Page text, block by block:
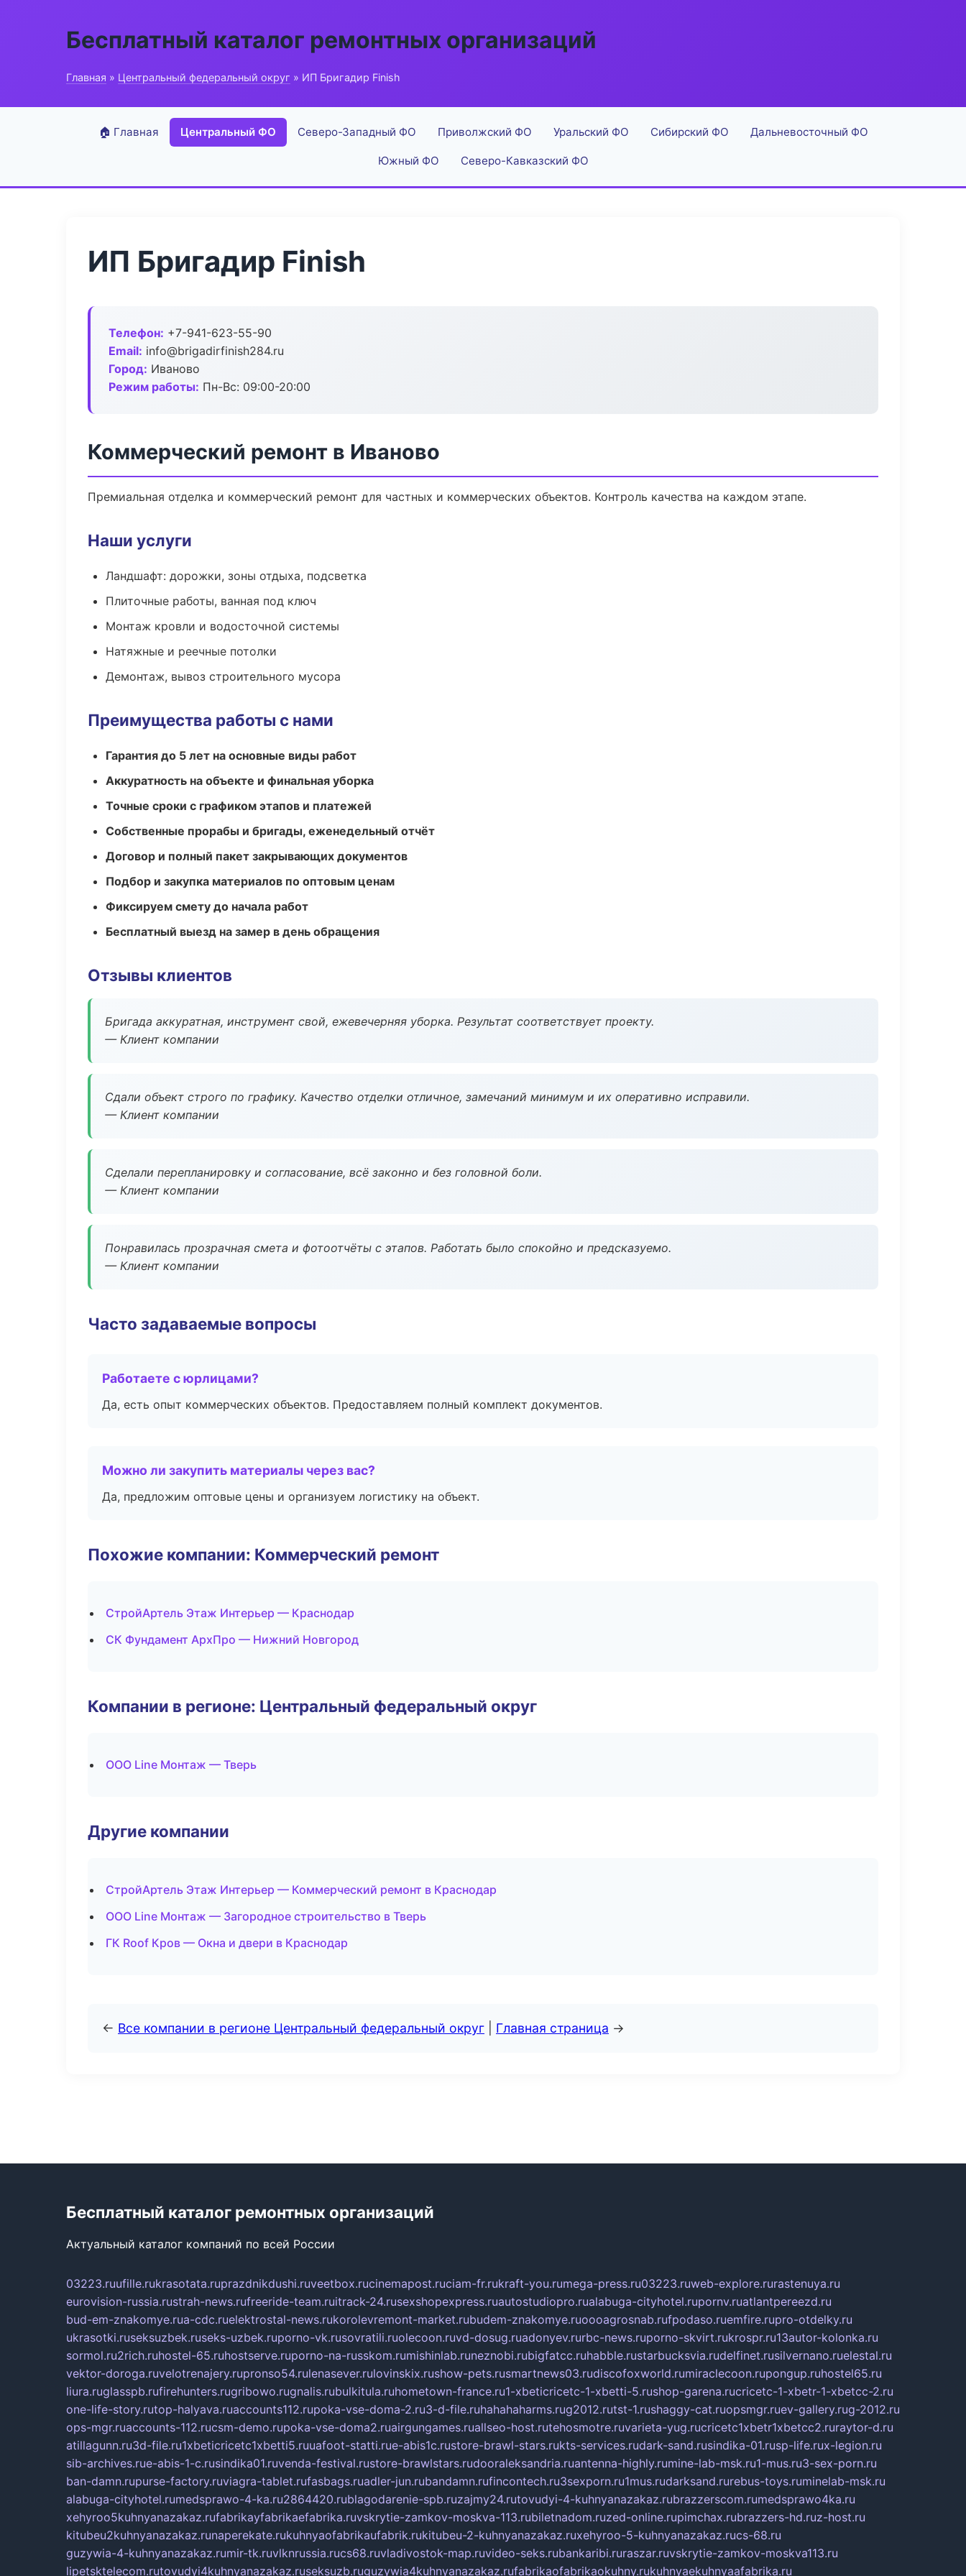
Бесплатный каталог ремонтных организаций
Главная » Центральный федеральный округ » ИП Бригадир Finish
🏠 Главная Центральный ФО Северо-Западный ФО Приволжский ФО Уральский ФО Сибирский ФО Дальневосточный ФО
Южный ФО Северо-Кавказский ФО
ИП Бригадир Finish
Телефон: +7-941-623-55-90
Email: info@brigadirfinish284.ru
Город: Иваново
Режим работы: Пн-Вс: 09:00-20:00
Коммерческий ремонт в Иваново
Премиальная отделка и коммерческий ремонт для частных и коммерческих объектов. Контроль качества на каждом этапе.
Наши услуги
Ландшафт: дорожки, зоны отдыха, подсветка
Плиточные работы, ванная под ключ
Монтаж кровли и водосточной системы
Натяжные и реечные потолки
Демонтаж, вывоз строительного мусора
Преимущества работы с нами
Гарантия до 5 лет на основные виды работ
Аккуратность на объекте и финальная уборка
Точные сроки с графиком этапов и платежей
Собственные прорабы и бригады, еженедельный отчёт
Договор и полный пакет закрывающих документов
Подбор и закупка материалов по оптовым ценам
Фиксируем смету до начала работ
Бесплатный выезд на замер в день обращения
Отзывы клиентов
Бригада аккуратная, инструмент свой, ежевечерняя уборка. Результат соответствует проекту.
— Клиент компании
Сдали объект строго по графику. Качество отделки отличное, замечаний минимум и их оперативно исправили.
— Клиент компании
Сделали перепланировку и согласование, всё законно и без головной боли.
— Клиент компании
Понравилась прозрачная смета и фотоотчёты с этапов. Работать было спокойно и предсказуемо.
— Клиент компании
Часто задаваемые вопросы
Работаете с юрлицами?
Да, есть опыт коммерческих объектов. Предоставляем полный комплект документов.
Можно ли закупить материалы через вас?
Да, предложим оптовые цены и организуем логистику на объект.
Похожие компании: Коммерческий ремонт
СтройАртель Этаж Интерьер — Краснодар
СК Фундамент АрхПро — Нижний Новгород
Компании в регионе: Центральный федеральный округ
ООО Line Монтаж — Тверь
Другие компании
СтройАртель Этаж Интерьер — Коммерческий ремонт в Краснодар
ООО Line Монтаж — Загородное строительство в Тверь
ГК Roof Кров — Окна и двери в Краснодар
← Все компании в регионе Центральный федеральный округ Главная страница →
Бесплатный каталог ремонтных организаций
Актуальный каталог компаний по всей России
03223.ruufille.rukrasotata.ruprazdnikdushi.ruveetbox.rucinemapost.ruciam-fr.rukraft-you.rumega-press.ru03223.ruweb-explore.rurastenuya.ru
eurovision-russia.rustrah-news.rufreeride-team.ruitrack-24.rusexshopexpress.ruautostudiopro.rualabuga-cityhotel.rupornv.ruatlantpereezd.ru
bud-em-znakomye.rua-cdc.ruelektrostal-news.rukorolevremont-market.rubudem-znakomye.ruoooagrosnab.rufpodaso.ruemfire.rupro-otdelky.ru
ukrasotki.ruseksuzbek.ruseks-uzbek.ruporno-vk.rusovratili.ruolecoon.ruvd-dosug.ruadonyev.rurbc-news.ruporno-skvirt.rukrospr.ru13autor-kolonka.ru
sormol.ru2rich.ruhostel-65.ruhostserve.ruporno-na-russkom.rumishinlab.runeznobi.rubigfatcc.ruhabble.rustarbucksvia.rudelfinet.rusilvernano.ruelestal.ru
vektor-doroga.ruvelotrenajery.rupronso54.rulenasever.rulovinskix.rushow-pets.rusmartnews03.rudiscofoxworld.rumiraclecoon.rupongup.ruhostel65.ru
liura.ruglasspb.rufirehunters.rugribowo.rugnalis.rubulkitula.ruhometown-france.ru1-xbeticricetc-1-xbetti-5.rushop-garena.rucricetc-1-xbetr-1-xbetcc-2.ru
one-life-story.rutop-halyava.ruaccounts112.rupoka-vse-doma-2.ru3-d-file.ruhahahaharms.rug2012.rutst-1.rushaggy-cat.ruopsmgr.ruev-gallery.rug-2012.ru
ops-mgr.ruaccounts-112.rucsm-demo.rupoka-vse-doma2.ruairgungames.ruallseo-host.rutehosmotre.ruvarieta-yug.rucricetc1xbetr1xbetcc2.ruraytor-d.ru
atillagunn.ru3d-file.ru1xbeticricetc1xbetti5.ruuafoot-statti.rue-abis1c.rustore-brawl-stars.rukts-services.rudark-sand.rusindika-01.rusp-life.rux-legion.ru
sib-archives.rue-abis-1-c.rusindika01.ruvenda-festival.rustore-brawlstars.rudooraleksandria.ruantenna-highly.rumine-lab-msk.ru1-mus.ru3-sex-porn.ru
ban-damn.rupurse-factory.ruviagra-tablet.rufasbags.ruadler-jun.rubandamn.rufincontech.ru3sexporn.ru1mus.rudarksand.rurebus-toys.ruminelab-msk.ru
alabuga-cityhotel.rumedsprawo-4-ka.ru2864420.rublagodarenie-spb.ruzajmy24.rutovudyi-4-kuhnyanazakaz.rubrazzerscom.rumedsprawo4ka.ru
xehyroo5kuhnyanazakaz.rufabrikayfabrikaefabrika.ruvskrytie-zamkov-moskva-113.rubiletnadom.ruzed-online.rupimchax.rubrazzers-hd.ruz-host.ru
kitubeu2kuhnyanazakaz.runaperekate.rukuhnyaofabrikaufabrik.rukitubeu-2-kuhnyanazakaz.ruxehyroo-5-kuhnyanazakaz.rucs-68.ru
guzywia-4-kuhnyanazakaz.rumir-tk.ruvlknrussia.rucs68.ruvladivostok-map.ruvideo-seks.rubankaribi.ruraszar.ruvskrytie-zamkov-moskva113.ru
lipetsktelecom.rutovudyi4kuhnyanazakaz.ruseksuzb.ruguzywia4kuhnyanazakaz.rufabrikaofabrikaokuhny.rukuhnyaekuhnyaafabrika.ru